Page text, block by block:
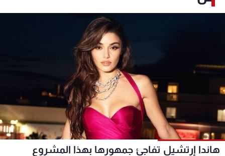
هاندا إرتشيل تفاجئ جمهورها بهذا المشروع